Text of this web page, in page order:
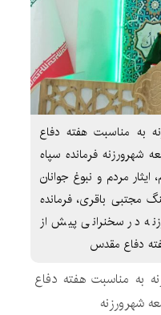
به مناسبت هفته دفاع
فرمانده سپاه
ایثار مردم و نبوغ جوانان
مجتبی باقری، فرمانده
در سخنرانی پیش از
دفاع مقدس
به مناسبت هفته دفاع
شهرورزنه